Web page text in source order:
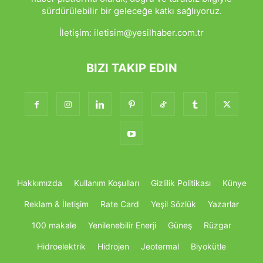
sürdürülebilir bir geleceğe katkı sağlıyoruz.
İletişim: iletisim@yesilhaber.com.tr
BIZI TAKIP EDIN
Hakkımızda Kullanım Koşulları Gizlilik Politikası Künye
Reklam & İletişim Rate Card Yeşil Sözlük Yazarlar
100 makale Yenilenebilir Enerji Güneş Rüzgar
Hidroelektrik Hidrojen Jeotermal Biyokütle